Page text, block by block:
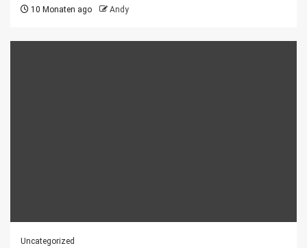
10 Monaten ago Andy
Uncategorized